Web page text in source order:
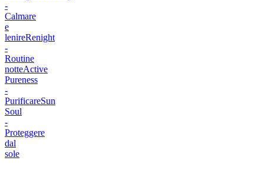
-
Calmare
e
lenireRenight
-
Routine
notteActive
Pureness
-
PurificareSun
Soul
-
Proteggere
dal
sole